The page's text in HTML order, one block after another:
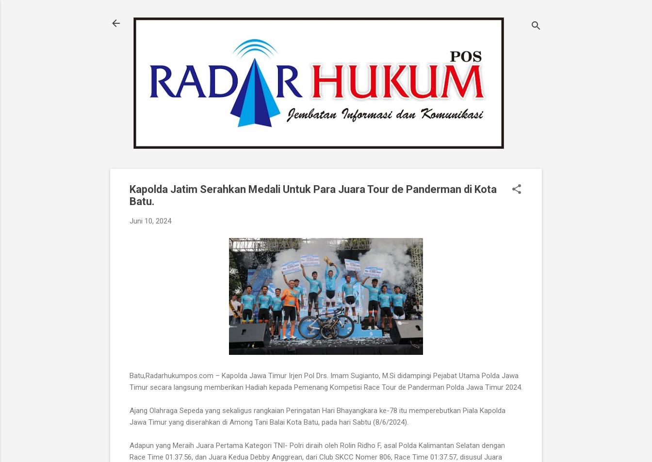
Kapolda Jatim Serahkan Medali Untuk Para Juara Tour de Panderman di Kota
Batu.
Juni 10, 2024
Batu,Radarhukumpos.com – Kapolda Jawa Timur Irjen Pol Drs. Imam Sugianto, M.Si didampingi Pejabat Utama Polda Jawa
Timur secara langsung memberikan Hadiah kepada Pemenang Kompetisi Race Tour de Panderman Polda Jawa Timur 2024.
Ajang Olahraga Sepeda yang sekaligus rangkaian Peringatan Hari Bhayangkara ke-78 itu memperebutkan Piala Kapolda
Jawa Timur yang diserahkan di Among Tani Balai Kota Batu, pada hari Sabtu (8/6/2024).
Adapun yang Meraih Juara Pertama Kategori TNI- Polri diraih oleh Rolin Ridho F, asal Polda Kalimantan Selatan dengan
Race Time 01.37.56, dan Juara Kedua Debby Anggrean, dari Club SKCC Nomer 806, Race Time 01:37.57, disusul Juara